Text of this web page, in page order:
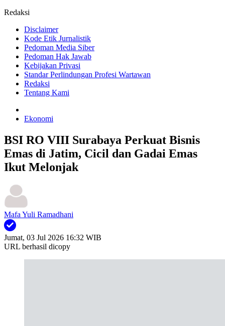
Redaksi
Disclaimer
Kode Etik Jurnalistik
Pedoman Media Siber
Pedoman Hak Jawab
Kebijakan Privasi
Standar Perlindungan Profesi Wartawan
Redaksi
Tentang Kami
Ekonomi
BSI RO VIII Surabaya Perkuat Bisnis
Emas di Jatim, Cicil dan Gadai Emas
Ikut Melonjak
Mafa Yuli Ramadhani
Jumat, 03 Jul 2026 16:32 WIB
URL berhasil dicopy